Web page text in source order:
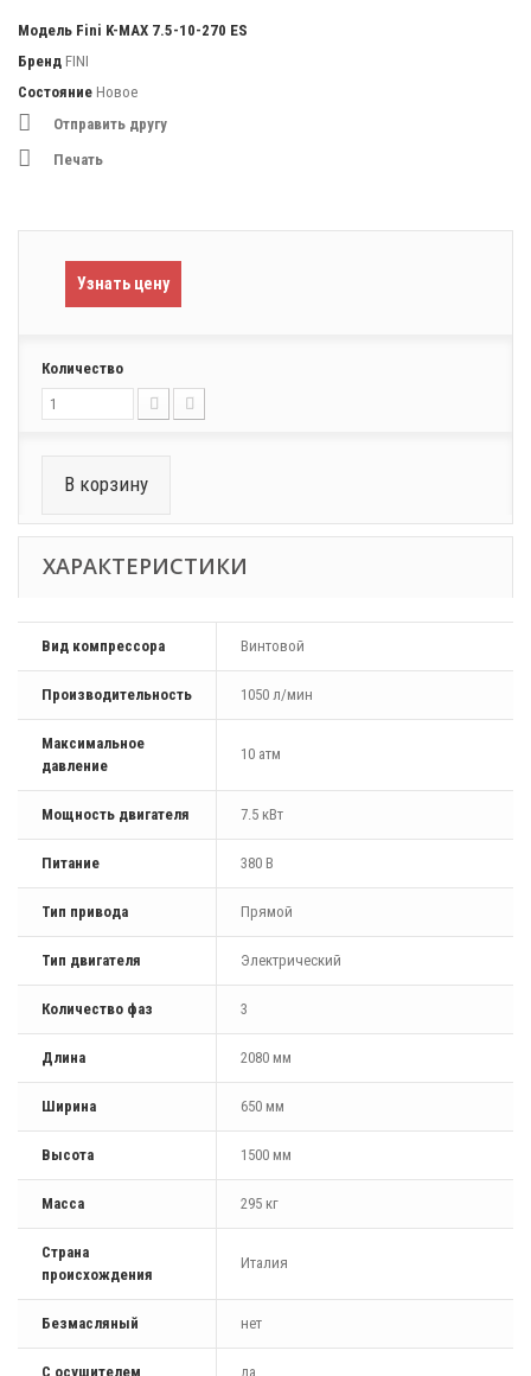
Модель Fini K-MAX 7.5-10-270 ES
Бренд FINI
Состояние Новое
Отправить другу
Печать
Узнать цену
Количество
В корзину
ХАРАКТЕРИСТИКИ
Вид компрессора Винтовой
Производительность 1050 л/мин
Максимальное
давление
10 атм
Мощность двигателя 7.5 кВт
Питание 380 В
Тип привода Прямой
Тип двигателя Электрический
Количество фаз 3
Длина 2080 мм
Ширина 650 мм
Высота 1500 мм
Масса 295 кг
Страна
происхождения
Италия
Безмасляный нет
С осушителем да